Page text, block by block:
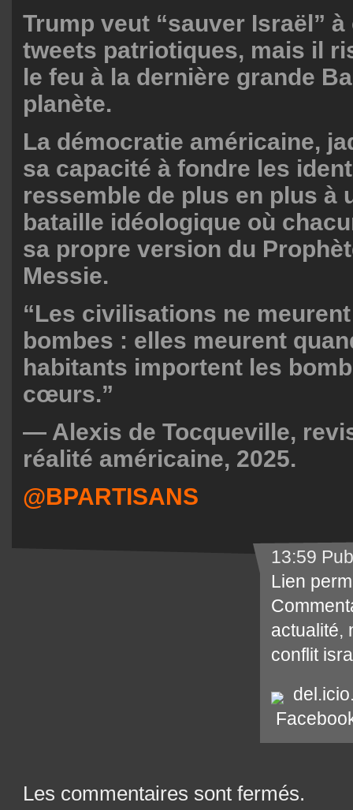
Trump veut “sauver Israël”
tweets patriotiques, mais il
le feu à la dernière grande
planète.
La démocratie américaine,
sa capacité à fondre les
ressemble de plus en plus à
bataille idéologique où
sa propre version du
Messie.
“Les civilisations ne
bombes : elles meurent
habitants importent les
cœurs.”
— Alexis de Tocqueville,
réalité américaine, 2025.
@BPARTISANS
13:59
Lien
actualité,
conflit
Les commentaires sont fermés.